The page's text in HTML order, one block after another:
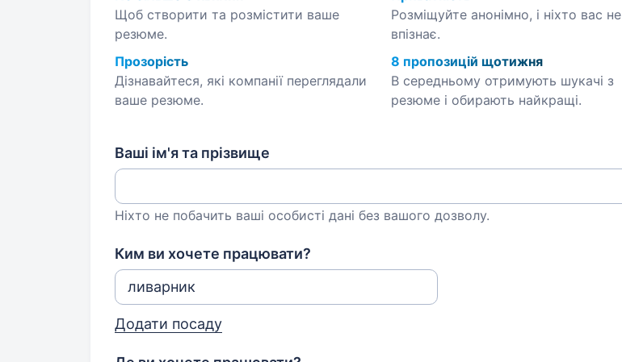
Щоб створити та розмістити ваше
резюме.
Розміщуйте анонімно, і ніхто вас не
впізнає.
Прозорість
Дізнавайтеся, які компанії переглядали
ваше резюме.
8 пропозицій щотижня
В середньому отримують шукачі з
резюме і обирають найкращі.
Ваші ім'я та прізвище
Ніхто не побачить ваші особисті дані без вашого дозволу.
Ким ви хочете працювати?
Додати посаду